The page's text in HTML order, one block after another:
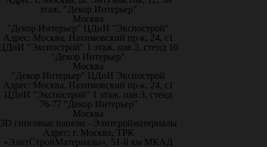
этаж, "Декор Интерьер"
Москва
"Декор Интерьер" ЦДиИ "Экспострой"
Адрес: Москва, Нахимовский пр-к, 24, с1
"Экспострой" 1 этаж, пав.2, стенд 10
"Декор Интерьер"
Москва
"Декор Интерьер" ЦДиИ Экспострой
Адрес: Москва, Нахимовский пр-к, 24, с1
ЦДиИ "Экспострой" 1 этаж, пав.3, стенд
76-77 "Декор Интерьер"
Москва
3D гипсовые панели - Элитсройматериалы
Адрес: г. Москва, ТРК
«ЭлитСтройМатериалы», 51-й км МКАД